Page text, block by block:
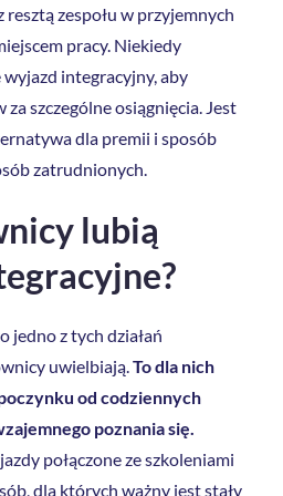
resztą zespołu w przyjemnych
pracy. Niekiedy
integracyjny, aby
szczególne osiągnięcia. Jest
dla premii i sposób
zatrudnionych.
lubią
jedno z tych działań
uwielbiają.To dla nich
od codziennych
poznania się.
połączone ze szkoleniami
dla których ważny jest stały